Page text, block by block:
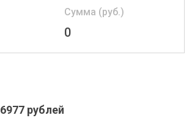
Сумма (руб.)
0
6977 рублей